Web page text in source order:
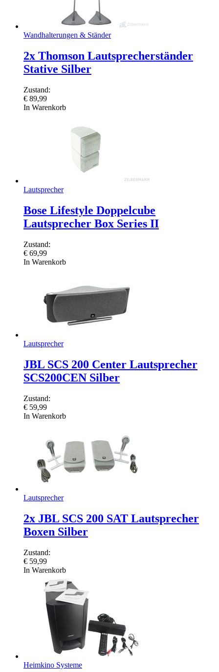
Wandhalterungen & Ständer
2x Thomson Lautsprecherständer
Stative Silber
Zustand:
€ 89,99
In Warenkorb
Lautsprecher
Bose Lifestyle Doppelcube
Lautsprecher Box Series II
Zustand:
€ 69,99
In Warenkorb
Lautsprecher
JBL SCS 200 Center Lautsprecher
SCS200CEN Silber
Zustand:
€ 59,99
In Warenkorb
Lautsprecher
2x JBL SCS 200 SAT Lautsprecher
Boxen Silber
Zustand:
€ 59,99
In Warenkorb
Heimkino Systeme